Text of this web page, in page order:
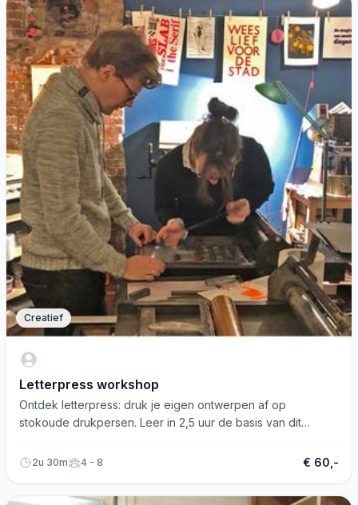
Creatief
Letterpress workshop
Ontdek letterpress: druk je eigen ontwerpen af op
stokoude drukpersen. Leer in 2,5 uur de basis van dit
2u 30m 4 - 8 € 60,-